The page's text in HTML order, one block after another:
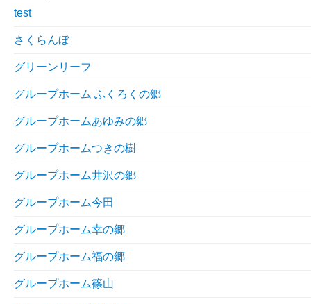
test
さくらんぼ
グリーンリーフ
グループホーム ふくろくの郷
グループホームあゆみの郷
グループホームつきの樹
グループホーム井沢の郷
グループホーム今田
グループホーム幸の郷
グループホーム福の郷
グループホーム篠山